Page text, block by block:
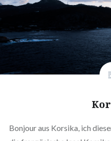
Bonjour aus Korsika, ich